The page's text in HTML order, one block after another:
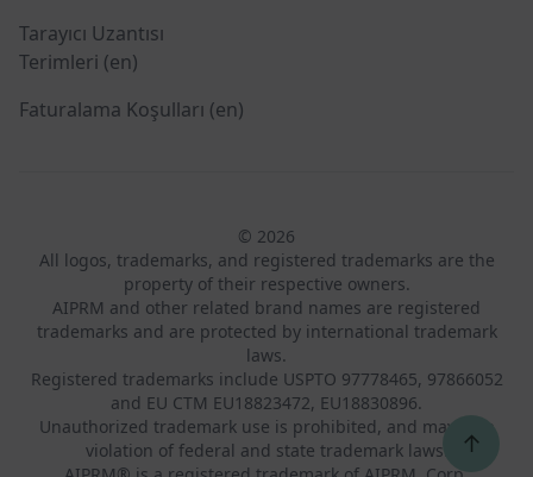
Tarayıcı Uzantısı
Terimleri (en)
Faturalama Koşulları (en)
© 2026
All logos, trademarks, and registered trademarks are the
property of their respective owners.
AIPRM and other related brand names are registered
trademarks and are protected by international trademark
laws.
Registered trademarks include USPTO 97778465, 97866052
and EU CTM EU18823472, EU18830896.
Unauthorized trademark use is prohibited, and may be a
violation of federal and state trademark laws.
↑